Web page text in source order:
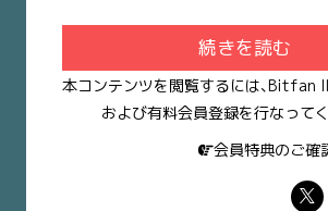
続きを読む
本コンテンツを閲覧するには、Bitfan
および有料会員登録を行なってく
会員特典のご確